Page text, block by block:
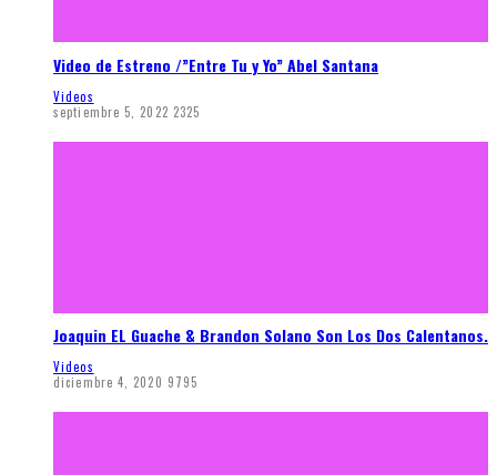
Video de Estreno /”Entre Tu y Yo” Abel Santana
Videos
septiembre 5, 2022 2325
Joaquin EL Guache & Brandon Solano Son Los Dos Calentanos.
Videos
diciembre 4, 2020 9795